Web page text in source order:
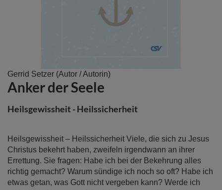
Gerrid Setzer (Autor / Autorin)
Anker der Seele
Heilsgewissheit - Heilssicherheit
Heilsgewissheit – Heilssicherheit Viele, die sich zu Jesus
Christus bekehrt haben, zweifeln irgendwann an ihrer
Errettung. Sie fragen: Habe ich bei der Bekehrung alles
richtig gemacht? Warum sündige ich noch so oft? Habe ich
etwas getan, was Gott nicht vergeben kann? Werde ich
Zum
Anfang
der
Bildergalerie